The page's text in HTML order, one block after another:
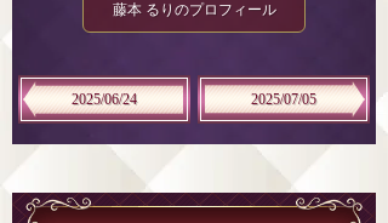
藤本 るりのプロフィール
2025/06/24 2025/07/05